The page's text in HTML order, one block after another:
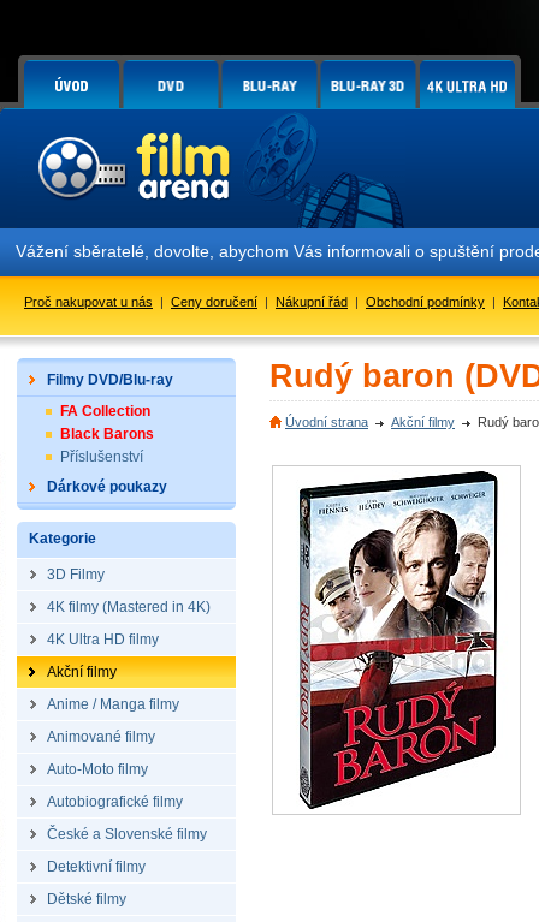
Vážení sběratelé, dovolte, abychom Vás informovali o spuštění
Proč nakupovat u nás | Ceny doručení | Nákupní řád | Obchodní podmínky |
Filmy DVD/Blu-ray
FA Collection
Black Barons
Příslušenství
Dárkové poukazy
Kategorie
3D Filmy
4K filmy (Mastered in 4K)
4K Ultra HD filmy
Akční filmy
Anime / Manga filmy
Animované filmy
Auto-Moto filmy
Autobiografické filmy
České a Slovenské filmy
Detektivní filmy
Dětské filmy
Rudý baron
Úvodní strana Akční filmy Rudý